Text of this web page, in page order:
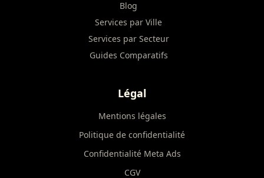
Blog
Services par Ville
Services par Secteur
Guides Comparatifs
Légal
Mentions légales
Politique de confidentialité
Confidentialité Meta Ads
CGV